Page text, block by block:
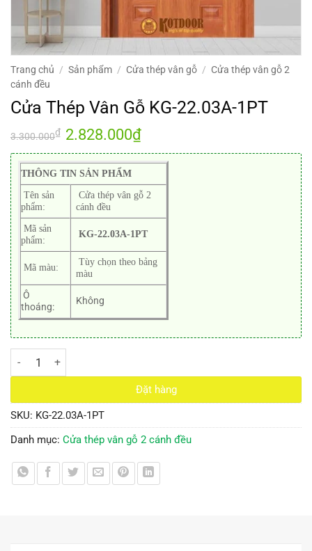
Trang chủ / Sản phẩm / Cửa thép vân gỗ / Cửa thép vân gỗ 2
cánh đều
Cửa Thép Vân Gỗ KG-22.03A-1PT
3.300.000₫ Giá
gốc
là:
3.300.000₫.
2.828.000₫Giá
tại
là:
THÔNG TIN SẢN PHẨM
Tên sản
phẩm:
Cửa thép vân gỗ 2
cánh đều
Mã sản
phẩm:
KG-22.03A-1PT
Mã màu:
Tùy chọn theo bảng
màu
Ô
thoáng:
Không
Cửa Thép Vân Gỗ KG-22.03A-1PT số lượng
Đặt hàng
SKU: KG-22.03A-1PT
Danh mục: Cửa thép vân gỗ 2 cánh đều